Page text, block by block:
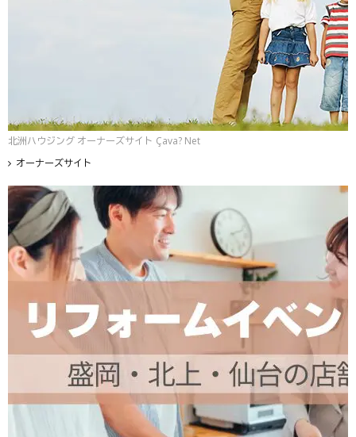
北洲ハウジング オーナーズサイト Çava? Net
オーナーズサイト